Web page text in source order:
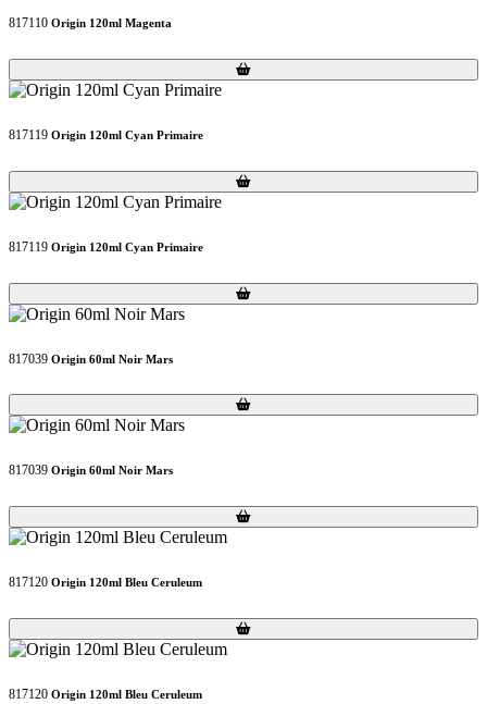
817110 Origin 120ml Magenta
Loading...
Loading...
817119 Origin 120ml Cyan Primaire
Loading...
Loading...
817119 Origin 120ml Cyan Primaire
Loading...
Loading...
817039 Origin 60ml Noir Mars
Loading...
Loading...
817039 Origin 60ml Noir Mars
Loading...
Loading...
817120 Origin 120ml Bleu Ceruleum
Loading...
Loading...
817120 Origin 120ml Bleu Ceruleum